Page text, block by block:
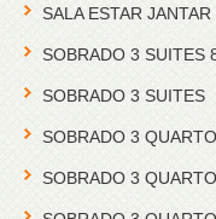
SALA ESTAR
SOBRADO 3 SUITES
SOBRADO 3 SUITES
SOBRADO 3
SOBRADO 3